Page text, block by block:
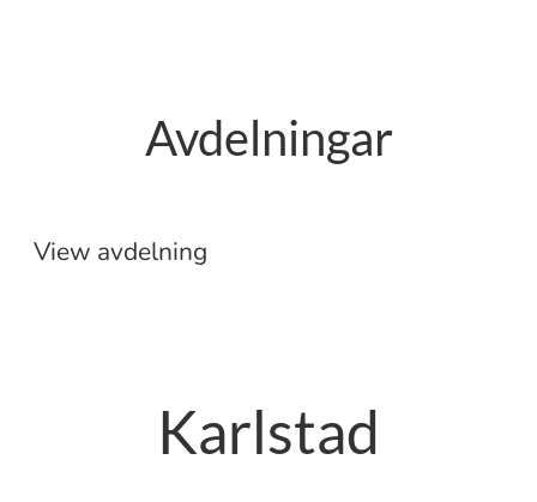
Avdelningar
View avdelning
Karlstad